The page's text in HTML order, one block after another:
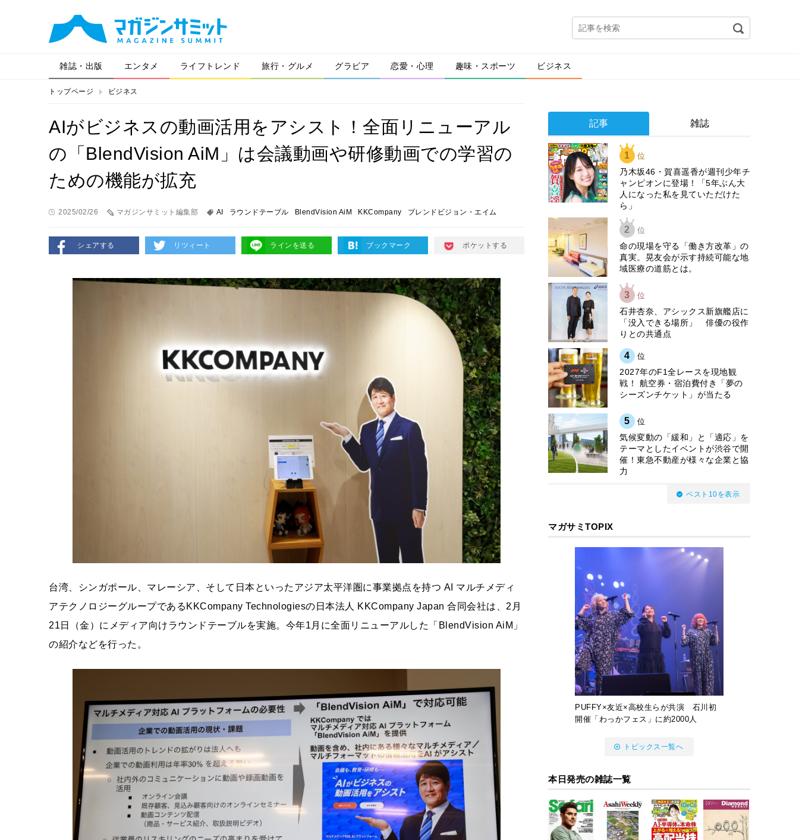
雑誌・出版 エンタメ ライフトレンド 旅行・グルメ グラビア 恋愛・心理 趣味・スポーツ ビジネス
トップページ ビジネス
AIがビジネスの動画活用をアシスト！全面リニューアル
の「BlendVision AiM」は会議動画や研修動画での学習の
ための機能が拡充
2025/02/26 マガジンサミット編集部 AI ラウンドテーブル BlendVision AiM KKCompany ブレンドビジョン・エイム
シェアする リツィート ラインを送る ブックマーク ポケットする
台湾、シンガポール、マレーシア、そして日本といったアジア太平洋圏に事業拠点を持つ AI マルチメディ
アテクノロジーグループであるKKCompany Technologiesの日本法人 KKCompany Japan 合同会社は、2月
21日（金）にメディア向けラウンドテーブルを実施。今年1月に全面リニューアルした「BlendVision AiM」
の紹介などを行った。
記事 雑誌
1 位
乃木坂46・賀喜遥香が週刊少年チ
ャンピオンに登場！「5年ぶん大
人になった私を見ていただけた
ら」
2 位
​命の現場を守る「働き方改革」の
真実。晃友会が示す持続可能な地
域医療の道筋とは。
3 位
石井杏奈、アシックス新旗艦店に
「没入できる場所」 俳優の役作
りとの共通点
4 位
2027年のF1全レースを現地観
戦！ 航空券・宿泊費付き「夢の
シーズンチケット」が当たる
5 位
気候変動の「緩和」と「適応」を
テーマとしたイベントが渋谷で開
催！東急不動産が様々な企業と協
力
ベスト10を表示
マガサミTOPIX
PUFFY×友近×高校生らが共演 石川初
開催「わっかフェス」に約2000人
トピックス一覧へ
本日発売の雑誌一覧